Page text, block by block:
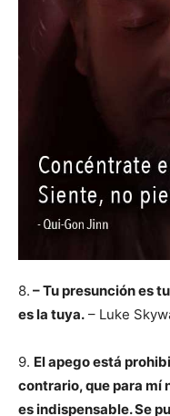
8. – Tu presunción es
es la tuya. – Luke
9. El apego está
contrario, que para mí
es indispensable. Se